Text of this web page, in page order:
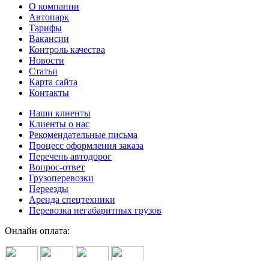
О компании
Автопарк
Тарифы
Вакансии
Контроль качества
Новости
Статьи
Карта сайта
Контакты
Наши клиенты
Клиенты о нас
Рекомендательные письма
Процесс оформления заказа
Перечень автодорог
Вопрос-ответ
Грузоперевозки
Переезды
Аренда спецтехники
Перевозка негабаритных грузов
Онлайн оплата: